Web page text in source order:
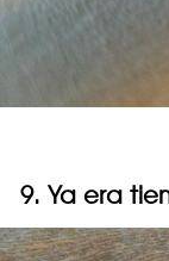
9. Ya era